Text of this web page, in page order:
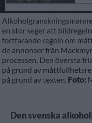
en stor seger att
fortfarande regeln om
de annonser från
processen. Den översta
på grund av
på grund av texten. Foto:
Den svenska